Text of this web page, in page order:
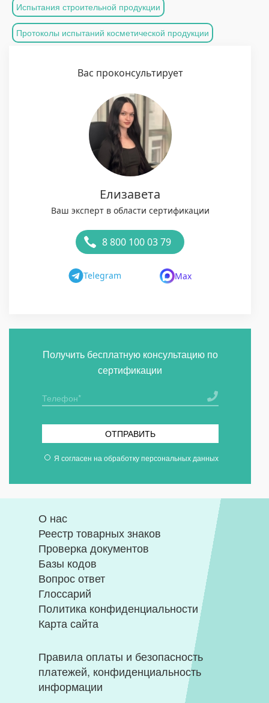
Испытания строительной продукции
Протоколы испытаний косметической продукции
Вас проконсультирует
Елизавета
Ваш эксперт в области сертификации
8 800 100 03 79
Telegram Max
Получить бесплатную консультацию по
сертификации
ОТПРАВИТЬ
Я согласен на обработку персональных данных
О нас
Реестр товарных знаков
Проверка документов
Базы кодов
Вопрос ответ
Глоссарий
Политика конфиденциальности
Карта сайта
Правила оплаты и безопасность
платежей, конфиденциальность
информации